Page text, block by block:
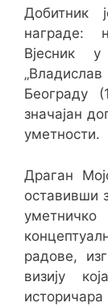
Добитник
награде:
Вјесник
Београду
значајан
уметности.
Драган
оставивши
радове,
визију